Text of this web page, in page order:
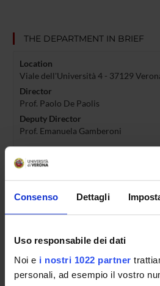
Consenso Dettagli
Uso responsabile dei dati
Noi e i nostri 1022 partner
personali, ad esempio il vostro
THE DEPARTMENT IN BRIEF
Location
Viale dell'Università 4 - 37129
Director
Prof. Paolo De Paolis
Deputy Director
Prof. Emanuela Gamberoni
RESEARCH AREAS
STUDY COURSES
PHD PROGRAMMES